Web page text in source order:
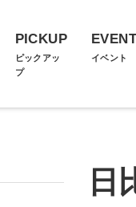
PICKUP
ピックアッ
プ
イベント
日